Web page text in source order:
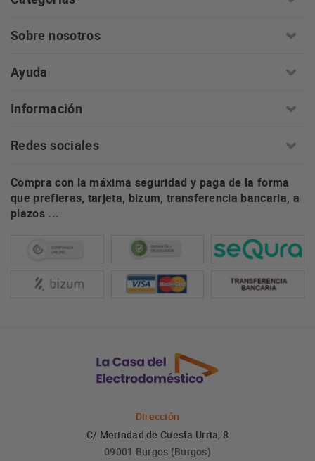
Sobre nosotros
Ayuda
Información
Redes sociales
Compra con la máxima seguridad y paga de la forma
que prefieras, tarjeta, bizum, transferencia bancaria, a
plazos ...
Dirección
C/ Merindad de Cuesta Urria, 8
09001 Burgos (Burgos)